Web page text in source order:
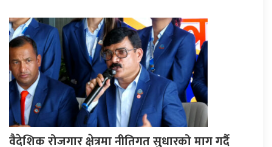
वैदेशिक रोजगार क्षेत्रमा नीतिगत सुधारको माग गर्दै